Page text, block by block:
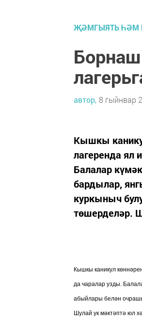
ҖӘМГЫЯТЬ ҺӘМ
автор, 8 гыйнвар
Кышкы
лагеренда ял
Балалар
бардылар,
куркыныч
төшерделәр.
Кышкы каникул
да чаралар узды.
абыйлары белән
Шулай ук мәктәптә юл